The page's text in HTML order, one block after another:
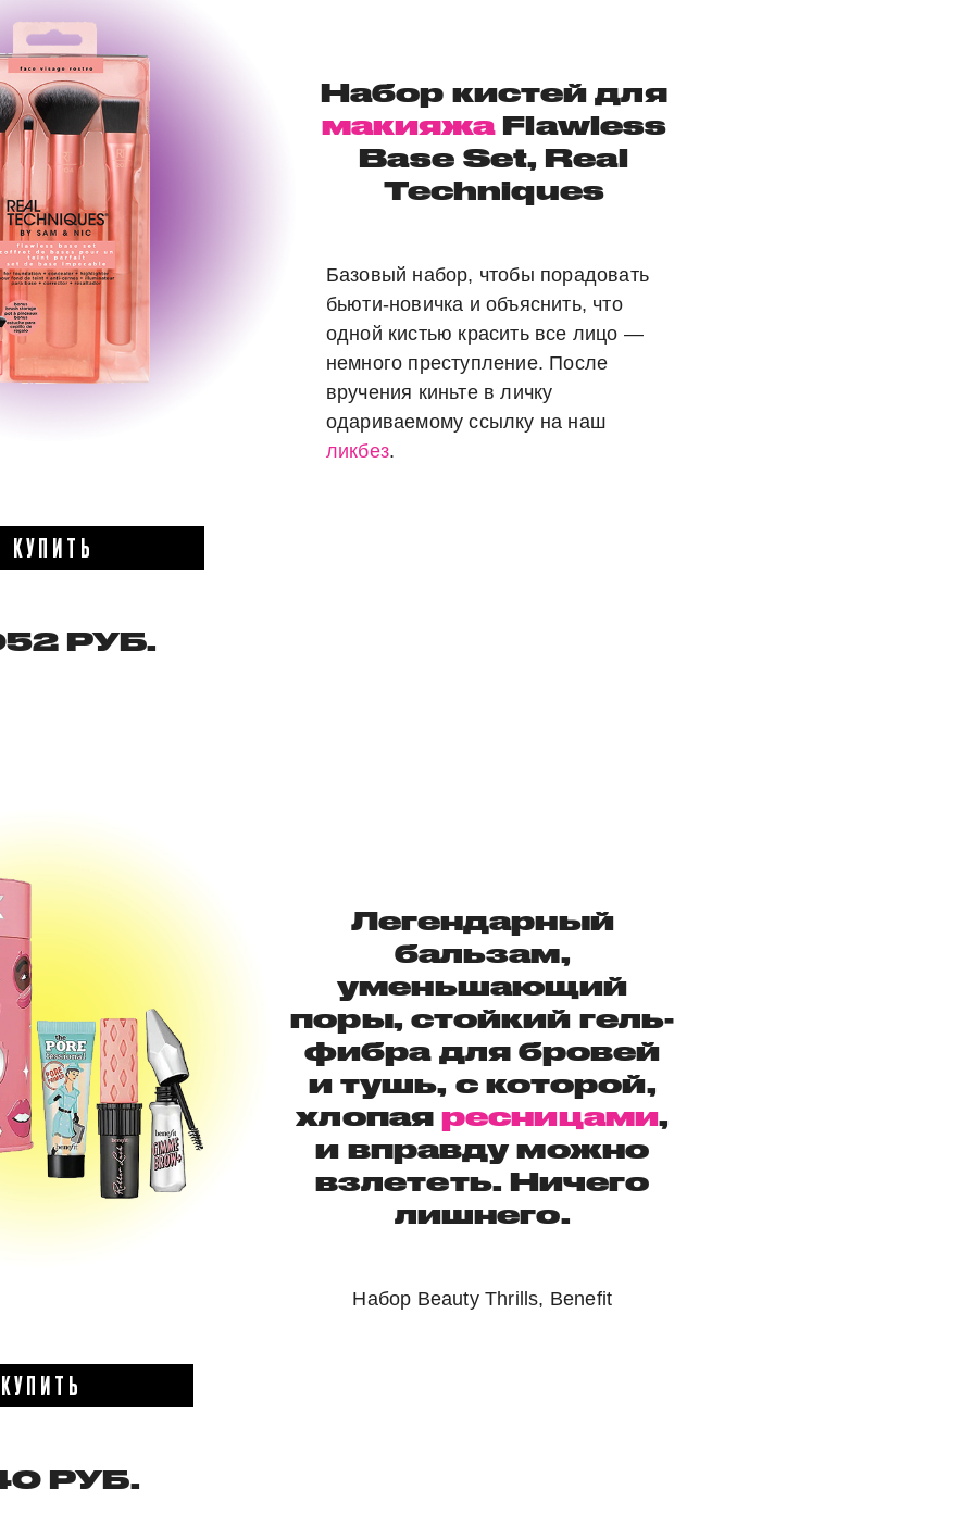
КУПИТЬ
РУБ.
Набор кистей для
макияжаFlawless
Base Set, Real
Techniques
Базовый набор, чтобы порадовать
бьюти-новичка и объяснить, что
одной кистью красить все лицо —
немного преступление. После
вручения киньте в личку
одариваемому ссылку на наш
ликбез.
КУПИТЬ
РУБ.
Легендарный
бальзам,
уменьшающий
поры, стойкий гель-
фибра для бровей
и тушь, с которой,
хлопаяресницами,
и вправду можно
взлететь. Ничего
лишнего.
Набор Beauty Thrills, Benefit